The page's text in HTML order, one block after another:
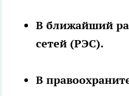
В ближайший
сетей (РЭС).
В